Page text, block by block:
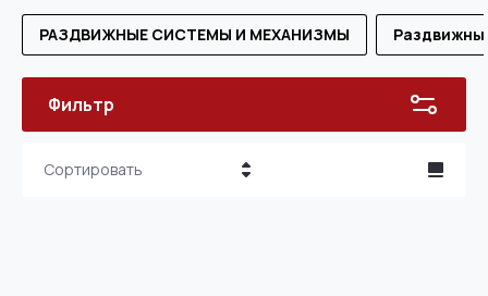
РАЗДВИЖНЫЕ СИСТЕМЫ И МЕХАНИЗМЫ
Фильтр
Сортировать